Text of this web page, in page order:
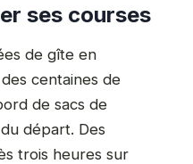
ses courses
de gîte en
centaines de
de sacs de
départ. Des
trois heures sur